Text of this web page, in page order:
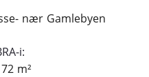
nær Gamlebyen
i:
m²